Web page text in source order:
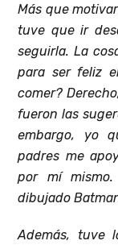
Más que
tuve que ir
seguirla. La
para ser feliz
comer?
fueron las
embargo, yo
padres me
por mí
dibujado
Además, tuve